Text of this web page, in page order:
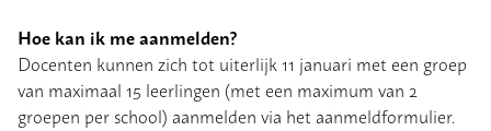
Hoe kan ik me aanmelden?
Docenten kunnen zich tot uiterlijk 11 januari met een groep
van maximaal 15 leerlingen (met een maximum van 2
groepen per school) aanmelden via het aanmeldformulier.